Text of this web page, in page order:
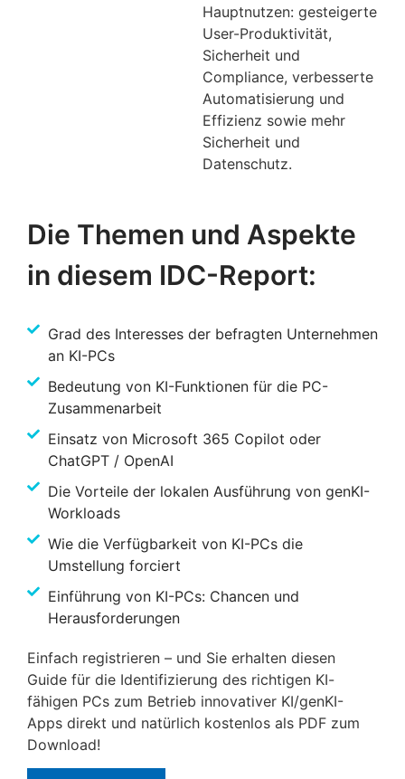
Hauptnutzen: gesteigerte
User-Produktivität,
Sicherheit und
Compliance, verbesserte
Automatisierung und
Effizienz sowie mehr
Sicherheit und
Datenschutz.
Die Themen und Aspekte
in diesem IDC-Report:
Grad des Interesses der befragten Unternehmen
an KI-PCs
Bedeutung von KI-Funktionen für die PC-
Zusammenarbeit
Einsatz von Microsoft 365 Copilot oder
ChatGPT / OpenAI
Die Vorteile der lokalen Ausführung von genKI-
Workloads
Wie die Verfügbarkeit von KI-PCs die
Umstellung forciert
Einführung von KI-PCs: Chancen und
Herausforderungen
Einfach registrieren – und Sie erhalten diesen
Guide für die Identifizierung des richtigen KI-
fähigen PCs zum Betrieb innovativer KI/genKI-
Apps direkt und natürlich kostenlos als PDF zum
Download!